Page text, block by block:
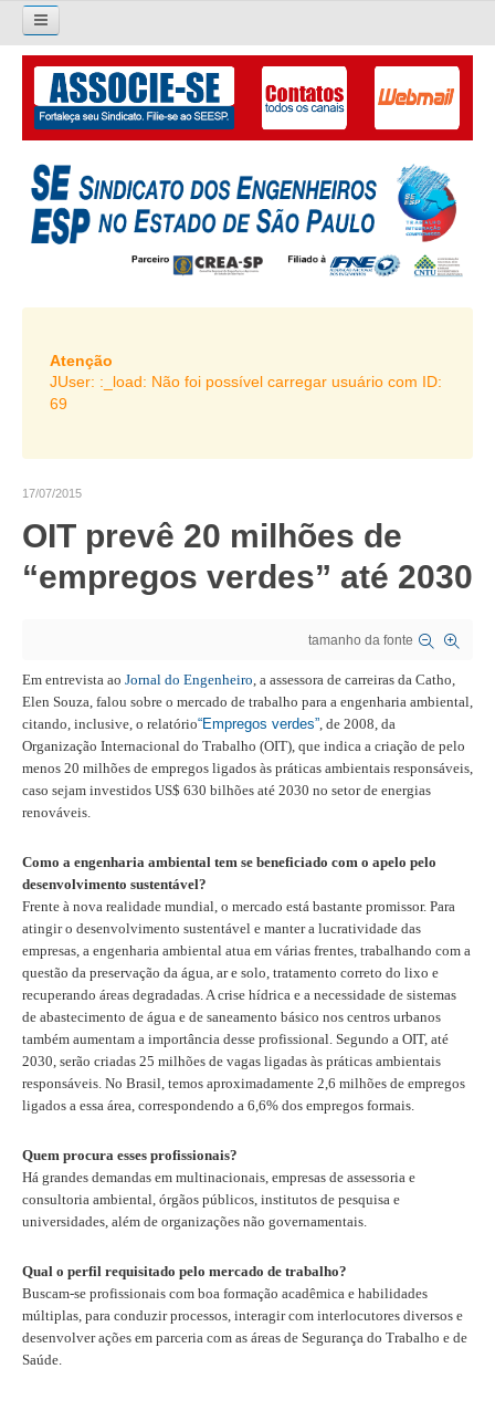
Pesquisar...
O SINDICATO
APRESENTAÇÃO
PALAVRA DO PRESIDENTE
DIRETORIA
LIVRO GESTÃO 2026-2029
SUBSEDES SINDICAIS
ORGANOGRAMA
CRESCE BRASIL
CONSELHO TECNOLÓGICO
CONSELHOS ASSESSORES
PERSONALIDADES DA TECNOLOGIA
NÚCLEO DA MULHER ENGENHEIRA
CONSULTORIA
ACORDOS, CONVENÇÕES E DISSÍDIOS
CONTRIBUIÇÃO ASSISTENCIAL
CONTRIBUIÇÃO SINDICAL URBANA
REVISÃO DE APOSENTADORIA
FGTS CORREÇÃO
LEGISLAÇÃO
Atenção
JUser: :_load: Não foi possível carregar usuário com ID:
69
17/07/2015
OIT prevê 20 milhões de
“empregos verdes” até 2030
tamanho da fonte
Em entrevista ao Jornal do Engenheiro, a assessora de carreiras da Catho,
Elen Souza, falou sobre o mercado de trabalho para a engenharia ambiental,
citando, inclusive, o relatório“Empregos verdes”, de 2008, da
Organização Internacional do Trabalho (OIT), que indica a criação de pelo
menos 20 milhões de empregos ligados às práticas ambientais responsáveis,
caso sejam investidos US$ 630 bilhões até 2030 no setor de energias
renováveis.
Como a engenharia ambiental tem se beneficiado com o apelo pelo
desenvolvimento sustentável?
Frente à nova realidade mundial, o mercado está bastante promissor. Para
atingir o desenvolvimento sustentável e manter a lucratividade das
empresas, a engenharia ambiental atua em várias frentes, trabalhando com a
questão da preservação da água, ar e solo, tratamento correto do lixo e
recuperando áreas degradadas. A crise hídrica e a necessidade de sistemas
de abastecimento de água e de saneamento básico nos centros urbanos
também aumentam a importância desse profissional. Segundo a OIT, até
2030, serão criadas 25 milhões de vagas ligadas às práticas ambientais
responsáveis. No Brasil, temos aproximadamente 2,6 milhões de empregos
ligados a essa área, correspondendo a 6,6% dos empregos formais.
Quem procura esses profissionais?
Há grandes demandas em multinacionais, empresas de assessoria e
consultoria ambiental, órgãos públicos, institutos de pesquisa e
universidades, além de organizações não governamentais.
Qual o perfil requisitado pelo mercado de trabalho?
Buscam-se profissionais com boa formação acadêmica e habilidades
múltiplas, para conduzir processos, interagir com interlocutores diversos e
desenvolver ações em parceria com as áreas de Segurança do Trabalho e de
Saúde.